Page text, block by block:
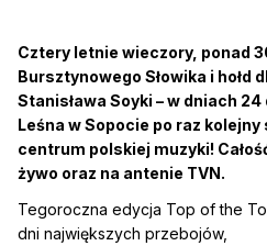
Cztery letnie wieczory, ponad
Bursztynowego Słowika i hołd
Stanisława Soyki – w dniach
Leśna w Sopocie po raz
centrum polskiej muzyki!
żywo oraz na antenie TVN.
Tegoroczna edycja Top of the
dni największych przebojów,